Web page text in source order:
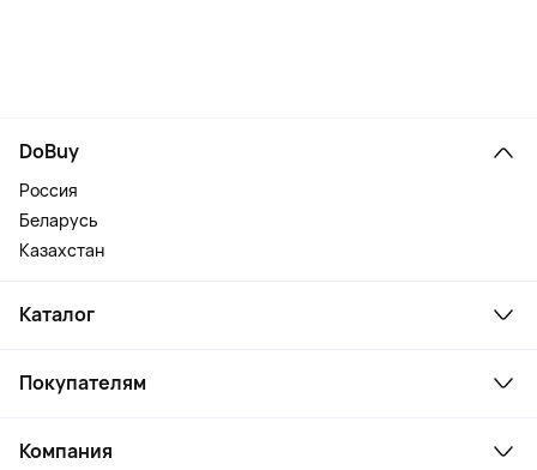
DoBuy
Россия
Беларусь
Казахстан
Каталог
Ноутбуки, мониторы, VR
Парфюмерия и косметика
Покупателям
Как заказать
Компания